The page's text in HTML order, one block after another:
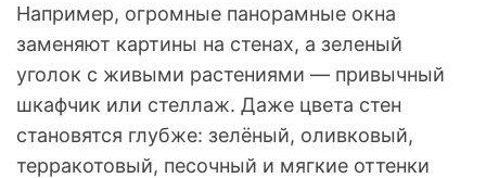
Например, огромные панорамные окна
заменяют картины на стенах, а зеленый
уголок с живыми растениями — привычный
шкафчик или стеллаж. Даже цвета стен
становятся глубже: зелёный, оливковый,
терракотовый, песочный и мягкие оттенки